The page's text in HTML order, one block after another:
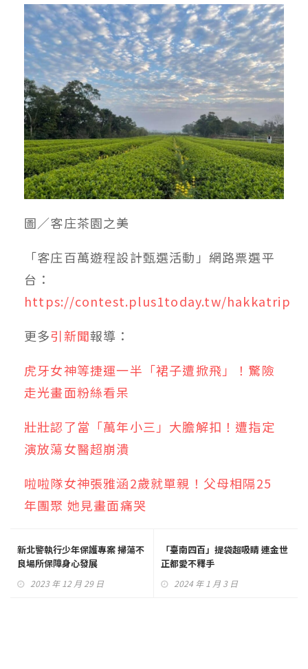
圖／客庄茶園之美
「客庄百萬遊程設計甄選活動」網路票選平
台：
https://contest.plus1today.tw/hakkatrip
更多引新聞報導：
虎牙女神等捷運一半「裙子遭掀飛」！驚險
走光畫面粉絲看呆
壯壯認了當「萬年小三」大膽解扣！遭指定
演放蕩女醫超崩潰
啦啦隊女神張雅涵2歲就單親！父母相隔25
年團聚 她見畫面痛哭
新北警執行少年保護專案 掃蕩不
良場所保障身心發展
2023 年 12 月 29 日
「臺南四百」提袋超吸睛 連金世
正都愛不釋手
2024 年 1 月 3 日